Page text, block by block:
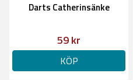
Darts Catherinsänke
59 kr
KÖP